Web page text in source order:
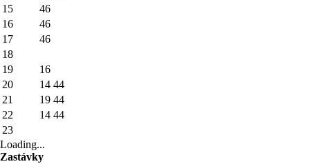
15
46
16
46
17
46
18
19
16
20
14 44
21
19 44
22
14 44
23
Loading...
Zastávky